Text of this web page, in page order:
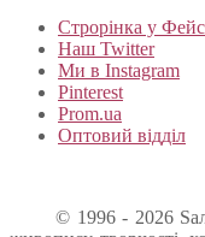
Строрінка у
Наш Twitter
Ми в Instagram
Pinterest
Prom.ua
Оптовий відділ
© 1996 - 2026